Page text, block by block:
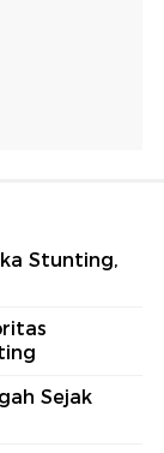
Stunting,
Sejak